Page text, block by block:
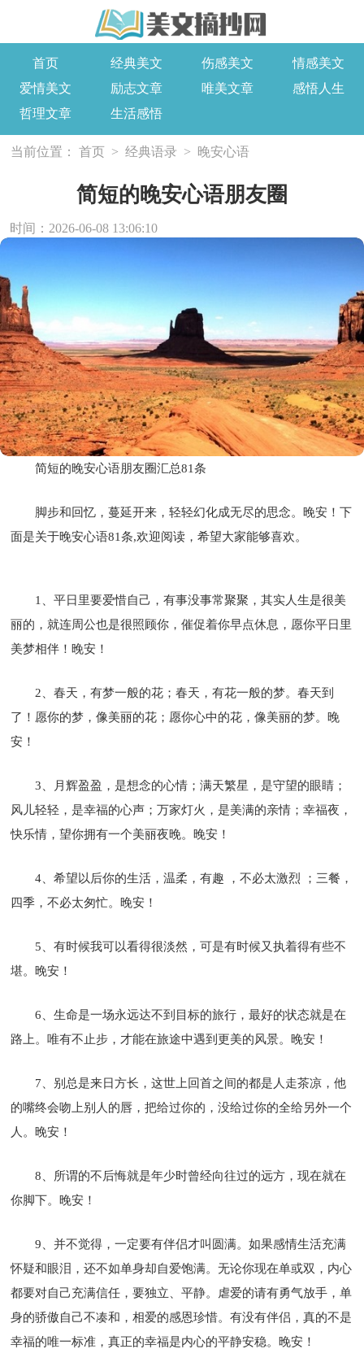
首页 经典美文 伤感美文
情感美文
爱情美文
励志文章 唯美文章
感悟人生
哲理文章
生活感悟
当前位置： 首页 > 经典语录 > 晚安心语
简短的晚安心语朋友圈
时间：2026-06-08 13:06:10
简短的晚安心语朋友圈汇总81条
脚步和回忆，蔓延开来，轻轻幻化成无尽的思念。晚安！下
面是关于晚安心语81条,欢迎阅读，希望大家能够喜欢。
1、平日里要爱惜自己，有事没事常聚聚，其实人生是很美
丽的，就连周公也是很照顾你，催促着你早点休息，愿你平日里
美梦相伴！晚安！
2、春天，有梦一般的花；春天，有花一般的梦。春天到
了！愿你的梦，像美丽的花；愿你心中的花，像美丽的梦。晚
安！
3、月辉盈盈，是想念的心情；满天繁星，是守望的眼睛；
风儿轻轻，是幸福的心声；万家灯火，是美满的亲情；幸福夜，
快乐情，望你拥有一个美丽夜晚。晚安！
4、希望以后你的生活，温柔，有趣 ，不必太激烈 ；三餐，
四季，不必太匆忙。晚安！
5、有时候我可以看得很淡然，可是有时候又执着得有些不
堪。晚安！
6、生命是一场永远达不到目标的旅行，最好的状态就是在
路上。唯有不止步，才能在旅途中遇到更美的风景。晚安！
7、别总是来日方长，这世上回首之间的都是人走茶凉，他
的嘴终会吻上别人的唇，把给过你的，没给过你的全给另外一个
人。晚安！
8、所谓的不后悔就是年少时曾经向往过的远方，现在就在
你脚下。晚安！
9、并不觉得，一定要有伴侣才叫圆满。如果感情生活充满
怀疑和眼泪，还不如单身却自爱饱满。无论你现在单或双，内心
都要对自己充满信任，要独立、平静。虐爱的请有勇气放手，单
身的骄傲自己不凑和，相爱的感恩珍惜。有没有伴侣，真的不是
幸福的唯一标准，真正的幸福是内心的平静安稳。晚安！